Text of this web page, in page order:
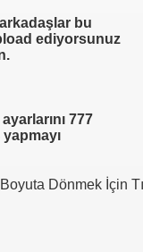
bu
ediyorsunuz
777
Dönmek İçin